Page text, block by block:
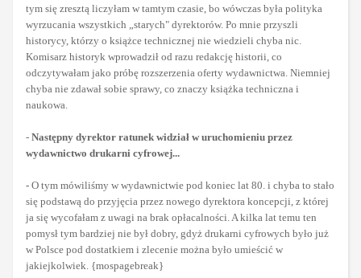
tym się zresztą liczyłam w tamtym czasie, bo wówczas była polityka
wyrzucania wszystkich „starych" dyrektorów. Po mnie przyszli
historycy, którzy o książce technicznej nie wiedzieli chyba nic.
Komisarz historyk wprowadził od razu redakcję historii, co
odczytywałam jako próbę rozszerzenia oferty wydawnictwa. Niemniej
chyba nie zdawał sobie sprawy, co znaczy książka techniczna i
naukowa.
- Następny dyrektor ratunek widział w uruchomieniu przez
wydawnictwo drukarni cyfrowej...
- O tym mówiliśmy w wydawnictwie pod koniec lat 80. i chyba to stało
się podstawą do przyjęcia przez nowego dyrektora koncepcji, z której
ja się wycofałam z uwagi na brak opłacalności. A kilka lat temu ten
pomysł tym bardziej nie był dobry, gdyż drukarni cyfrowych było już
w Polsce pod dostatkiem i zlecenie można było umieścić w
jakiejkolwiek. {mospagebreak}